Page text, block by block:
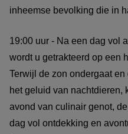
inheemse bevolking die in
19:00 uur - Na een dag vol
wordt u getrakteerd op een
Terwijl de zon ondergaat
het geluid van nachtdieren,
avond van culinair genot,
dag vol ontdekking en